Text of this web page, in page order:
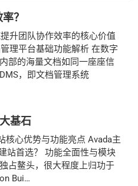
？
升团队协作效率的核心价值
理平台基础功能解析 在数字
部的海量文档如同一座座信
，即文档管理系统
基石
核心优势与功能亮点 Avada主
站首选？ 功能全面性与模块
占鳌头，很大程度上归功于
Bui